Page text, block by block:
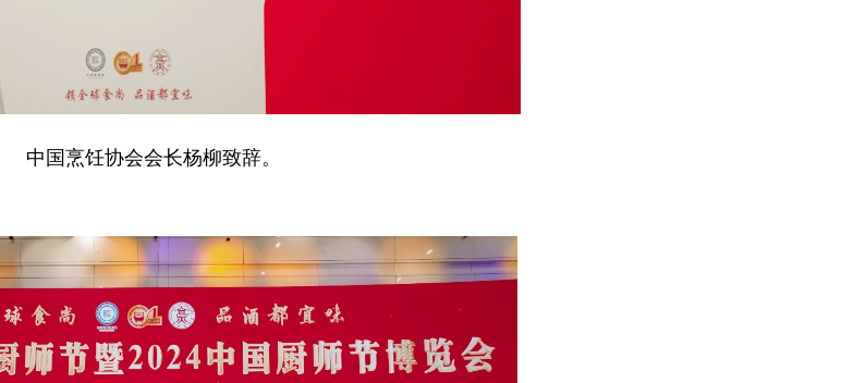
中国烹饪协会会长杨柳致辞。